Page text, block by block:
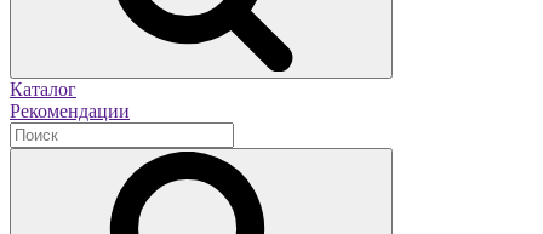
Каталог
Рекомендации